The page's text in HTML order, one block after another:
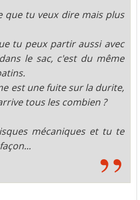
que tu veux dire mais plus
tu peux partir aussi avec
le sac, c'est du même
est une fuite sur la durite,
tous les combien ?
mécaniques et tu te